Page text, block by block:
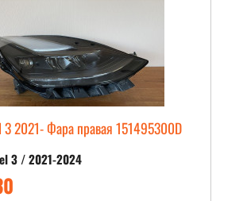
3 2021- Фара правая 151495300D
3 / 2021-2024